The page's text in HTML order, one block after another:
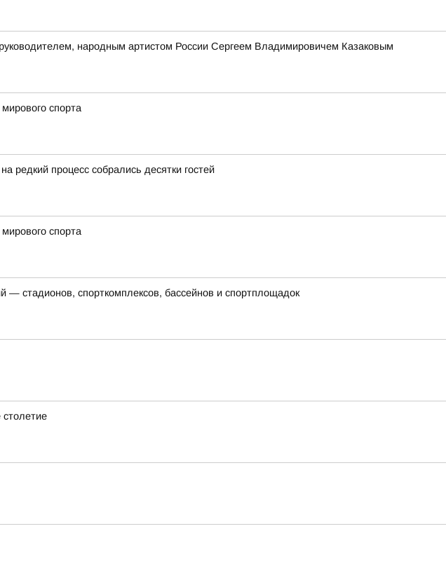
народным артистом России Сергеем Владимировичем Казаковым
спорта
редкий процесс собрались десятки гостей
спорта
— стадионов, спорткомплексов, бассейнов и спортплощадок